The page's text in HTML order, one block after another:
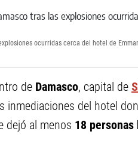
ocurridas cerca del hotel de
de Damasco, capital de
inmediaciones del hotel
dejó al menos 18 personas